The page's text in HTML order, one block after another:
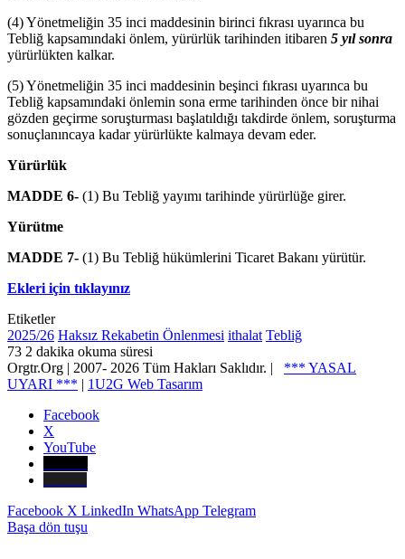
(4) Yönetmeliğin 35 inci maddesinin birinci fıkrası uyarınca bu
Tebliğ kapsamındaki önlem, yürürlük tarihinden itibaren 5 yıl sonra
yürürlükten kalkar.
(5) Yönetmeliğin 35 inci maddesinin beşinci fıkrası uyarınca bu
Tebliğ kapsamındaki önlemin sona erme tarihinden önce bir nihai
gözden geçirme soruşturması başlatıldığı takdirde önlem, soruşturma
sonuçlanıncaya kadar yürürlükte kalmaya devam eder.
Yürürlük
MADDE 6- (1) Bu Tebliğ yayımı tarihinde yürürlüğe girer.
Yürütme
MADDE 7- (1) Bu Tebliğ hükümlerini Ticaret Bakanı yürütür.
Ekleri için tıklayınız
Etiketler
2025/26 Haksız Rekabetin Önlenmesi ithalat Tebliğ
73 2 dakika okuma süresi
Orgtr.Org | 2007- 2026 Tüm Hakları Saklıdır. | *** YASAL
UYARI *** | 1U2G Web Tasarım
Facebook
X
YouTube
Facebook X LinkedIn WhatsApp Telegram
Başa dön tuşu